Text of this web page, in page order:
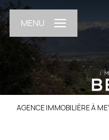
MENU
AGENCE IMMOBILIÈRE À